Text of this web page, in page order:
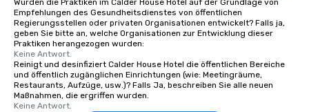
Wurden die Praktiken im Calder House Hotel auf der Grundlage von
Empfehlungen des Gesundheitsdienstes von öffentlichen
Regierungsstellen oder privaten Organisationen entwickelt? Falls ja,
geben Sie bitte an, welche Organisationen zur Entwicklung dieser
Praktiken herangezogen wurden:
Keine Antwort.
Reinigt und desinfiziert Calder House Hotel die öffentlichen Bereiche
und öffentlich zugänglichen Einrichtungen (wie: Meetingräume,
Restaurants, Aufzüge, usw.)? Falls Ja, beschreiben Sie alle neuen
Maßnahmen, die ergriffen wurden.
Keine Antwort.